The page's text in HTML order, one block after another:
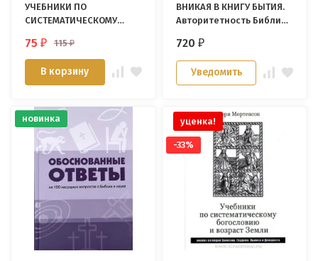
УЧЕБНИКИ ПО
СИСТЕМАТИЧЕСКОМУ
ЗЕМЛИ. Терри Мортенсон
75₽ 115₽
В корзину
ВНИКАЯ В КНИГУ БЫТИЯ.
Авторитетность Библии
Мортенсон
720₽
Уведомить
новинка уценка!
-33%